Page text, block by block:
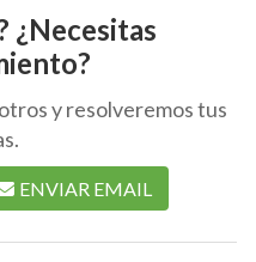
¿Necesitas
y resolveremos tus
ENVIAR EMAIL